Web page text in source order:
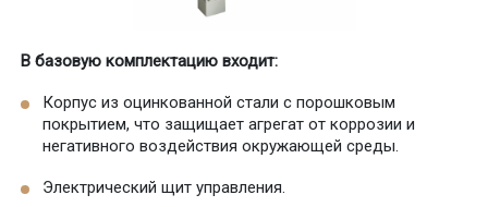
В базовую комплектацию входит:
Корпус из оцинкованной стали с порошковым
покрытием, что защищает агрегат от коррозии и
негативного воздействия окружающей среды.
Электрический щит управления.